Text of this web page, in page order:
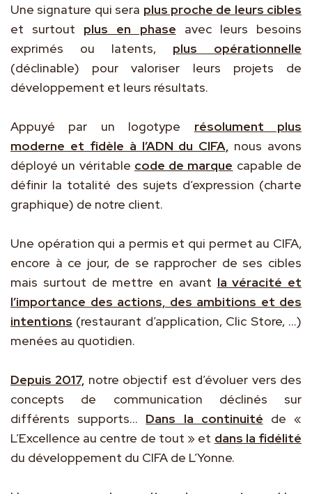
Une signature qui sera plus proche de leurs cibles
et surtout plus en phase avec leurs besoins
exprimés ou latents, plus opérationnelle
(déclinable) pour valoriser leurs projets de
développement et leurs résultats.
Appuyé par un logotype résolument plus
moderne et fidèle à l’ADN du CIFA, nous avons
déployé un véritable code de marque capable de
définir la totalité des sujets d’expression (charte
graphique) de notre client.
Une opération qui a permis et qui permet au CIFA,
encore à ce jour, de se rapprocher de ses cibles
mais surtout de mettre en avant la véracité et
l’importance des actions, des ambitions et des
intentions (restaurant d’application, Clic Store, …)
menées au quotidien.
Depuis 2017, notre objectif est d’évoluer vers des
concepts de communication déclinés sur
différents supports... Dans la continuité de «
L’Excellence au centre de tout » et dans la fidélité
du développement du CIFA de L’Yonne.